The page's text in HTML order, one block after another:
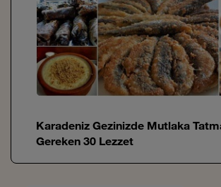
Karadeniz Gezinizde Mutlaka
Gereken 30 Lezzet